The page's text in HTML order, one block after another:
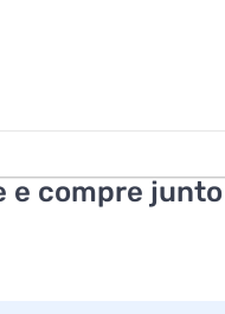
e compre junto